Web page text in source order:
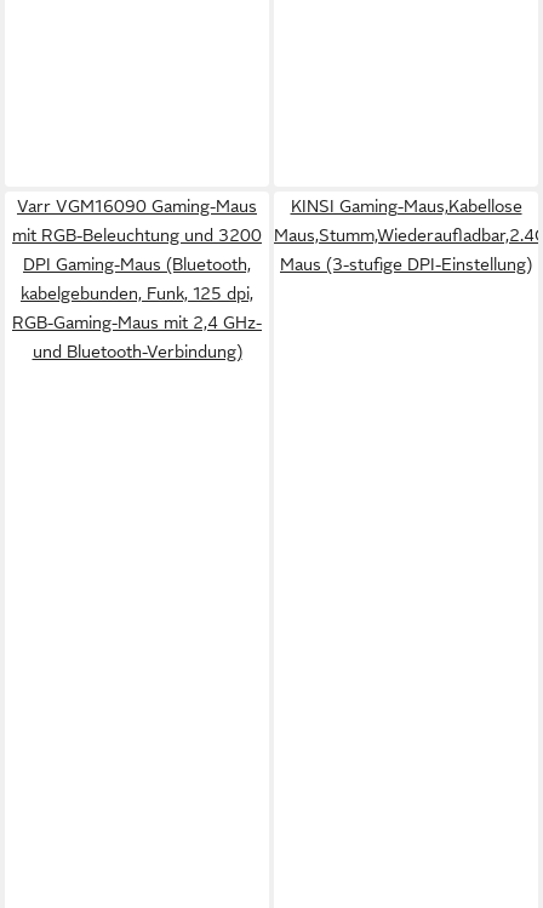
Varr VGM16090 Gaming-Maus
mit RGB-Beleuchtung und 3200
DPI Gaming-Maus (Bluetooth,
kabelgebunden, Funk, 125 dpi,
RGB-Gaming-Maus mit 2,4 GHz-
und Bluetooth-Verbindung)
KINSI Gaming-Maus,Kabellose
Maus (3-stufige DPI-Einstellung)